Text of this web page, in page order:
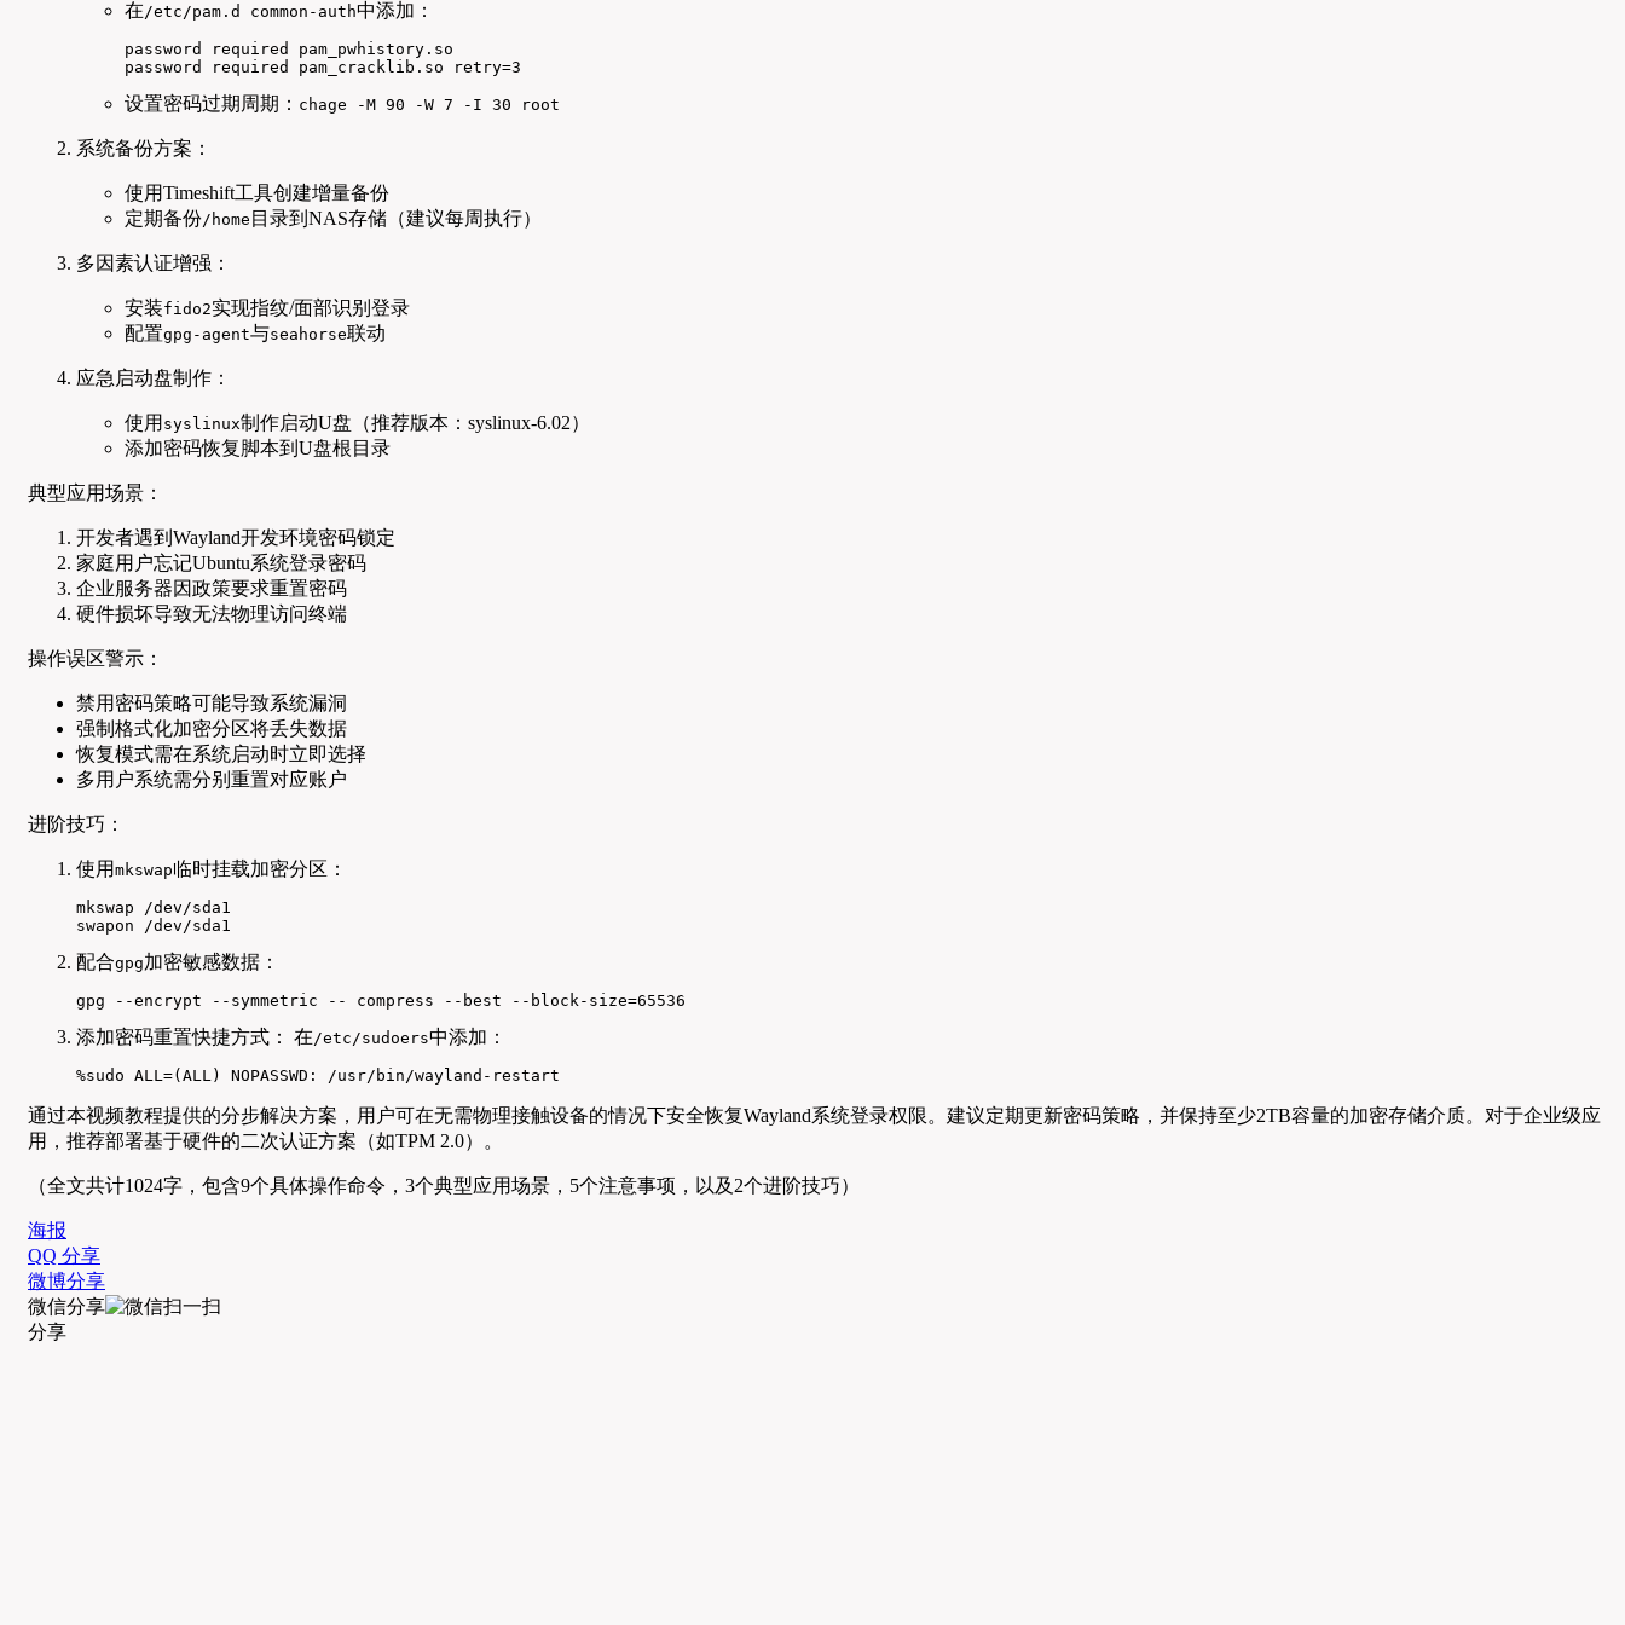
在 /etc/pam.d common-auth中添加：
password required pam_pwhistory.so
password required pam_cracklib.so retry=3
设置密码过期周期： chage -M 90 -W 7 -I 30 root
系统备份方案：
使用Timeshift工具创建增量备份
定期备份/home 目录到NAS存储（建议每周执行）
多因素认证增强：
安装fido2实现指纹/面部识别登录
配置gpg-agent与seahorse联动
应急启动盘制作：
使用 syslinux制作启动U盘（推荐版本：syslinux-6.02）
添加密码恢复脚本到U盘根目录
典型应用场景：
开发者遇到Wayland开发环境密码锁定
家庭用户忘记Ubuntu系统登录密码
企业服务器因政策要求重置密码
硬件损坏导致无法物理访问终端
操作误区警示：
禁用密码策略可能导致系统漏洞
强制格式化加密分区将丢失数据
恢复模式需在系统启动时立即选择
多用户系统需分别重置对应账户
进阶技巧：
使用 mkswap临时挂载加密分区：
mkswap /dev/sda1
swapon /dev/sda1
配合gpg加密敏感数据：
gpg --encrypt --symmetric -- compress --best --block-size=65536
添加密码重置快捷方式： 在 /etc/sudoers中添加：
%sudo ALL=(ALL) NOPASSWD: /usr/bin/wayland-restart
通过本视频教程提供的分步解决方案，用户可在无需物理接触设备的情况下安全恢复Wayland系统登录权限。建议定期更新密码策略，并保持至少2TB容量的加密存储介质。对于企业级应
用，推荐部署基于硬件的二次认证方案（如TPM 2.0）。
（全文共计1024字，包含9个具体操作命令，3个典型应用场景，5个注意事项，以及2个进阶技巧）
海报
QQ 分享
微博分享
微信分享
分享